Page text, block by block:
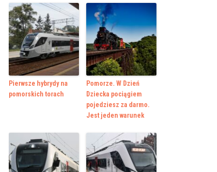
Pierwsze hybrydy na
pomorskich torach
Pomorze. W Dzień
Dziecka pociągiem
pojedziesz za darmo.
Jest jeden warunek